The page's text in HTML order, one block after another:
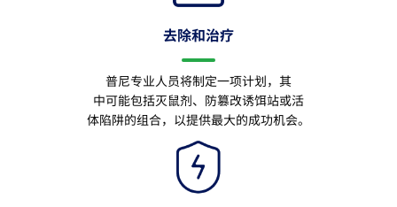
去除和治疗
普尼专业人员将制定一项计划，其
中可能包括灭鼠剂、防篡改诱饵站或活
体陷阱的组合，以提供最大的成功机会。